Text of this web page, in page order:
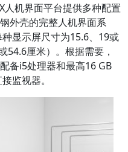
人机界面平台提供多种配置
外壳的完整人机界面系
显示屏尺寸为15.6、19或
54.6厘米）。根据需要，
备i5处理器和最高16 GB
监视器。